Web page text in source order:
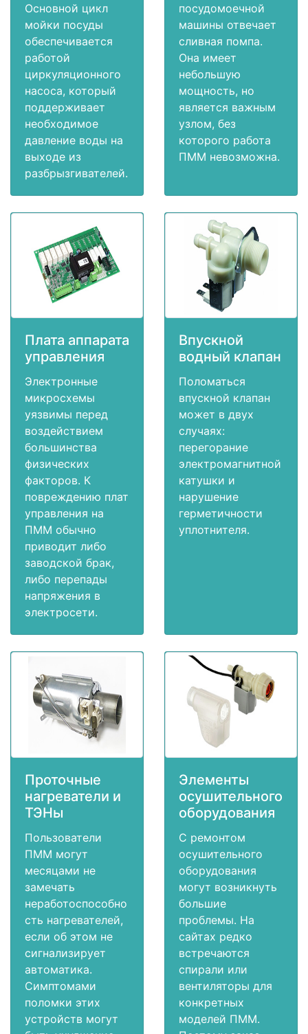
Основной цикл
мойки посуды
обеспечивается
работой
циркуляционного
насоса, который
поддерживает
необходимое
давление воды на
выходе из
разбрызгивателей.
посудомоечной
машины отвечает
сливная помпа.
Она имеет
небольшую
мощность, но
является важным
узлом, без
которого работа
ПММ невозможна.
Плата аппарата
управления
Электронные
микросхемы
уязвимы перед
воздействием
большинства
физических
факторов. К
повреждению плат
управления на
ПММ обычно
приводит либо
заводской брак,
либо перепады
напряжения в
электросети.
Впускной
водный клапан
Поломаться
впускной клапан
может в двух
случаях:
перегорание
электромагнитной
катушки и
нарушение
герметичности
уплотнителя.
Проточные
нагреватели и
ТЭНы
Пользователи
ПММ могут
месяцами не
замечать
неработоспособно
сть нагревателей,
если об этом не
сигнализирует
автоматика.
Симптомами
поломки этих
устройств могут
Элементы
осушительного
оборудования
С ремонтом
осушительного
оборудования
могут возникнуть
большие
проблемы. На
сайтах редко
встречаются
спирали или
вентиляторы для
конкретных
моделей ПММ.